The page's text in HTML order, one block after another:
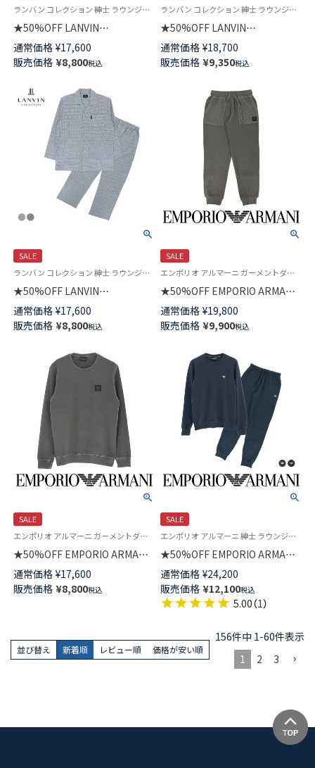
ランバン コレクション 紳士 ラウンジウェア 公式オンラインショップ
★50%OFF LANVIN
COLLECTION パジャマ 上下セ
ット【M・Lサイズ】先染め ヘリ
ンボンジャカード 綿100％ 長袖
54440014
通常価格 ¥17,600
販売価格 ¥8,800税込
ランバン コレクション 紳士 ラウンジウェア 公式オンラインショップ
★50%OFF LANVIN
COLLECTION パジャマ 上下セ
ット【M・Lサイズ】先染め3重ガ
ーゼ ふっくらエアタンブル加工
ン 前開き メンズ 54440010
通常価格 ¥18,700
販売価格 ¥9,350税込
SALE
ランバン コレクション 紳士 ラウンジウェア 前ボタン 公式オンラインショップ 男性 紳士 部屋着 プレゼント
★50%OFF LANVIN
COLLECTION パジャマ上下セ
ット 長袖 【M・Lサイズ】 綿
100％ 先染めビエラ起毛 甘撚ビ
54440008
通常価格 ¥17,600
販売価格 ¥8,800税込
SALE
エンポリオ アルマーニ ガーメントダイ 紳士 ラウンジウェア 公式オンラインショップ
★50%OFF EMPORIO ARMANI
スウェット パンツ GARMENT
DYED ボトムス ラウンジウェア
EUサイズ メンズ 54095383
通常価格 ¥19,800
販売価格 ¥9,900税込
SALE
エンポリオ アルマーニ ガーメントダイ 紳士 ラウンジウェア 公式オンラインショップ
★50%OFF EMPORIO ARMANI
長袖 スウェット GARMENT
DYED ラウンジウェア EUサイズ
メンズ 54095382
通常価格 ¥17,600
販売価格 ¥8,800税込
SALE
エンポリオ アルマーニ 紳士 ラウンジウェア 公式オンラインショップ 部屋着
★50%OFF EMPORIO ARMANI
袖口付きロングパジャマ 上下セ
ット LONG WITH CUFFS
PYJAMA オリジナル巾着バッグ
付き EUサイズ メンズ
通常価格 ¥24,200
販売価格 ¥12,100税込
5.00（1）
並び替え 新着順 レビュー順 価格が安い順
156件中 1-60件表示
1
2 3